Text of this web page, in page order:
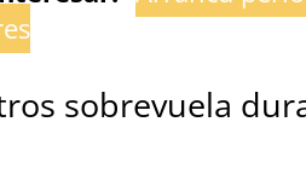
sobrevuela